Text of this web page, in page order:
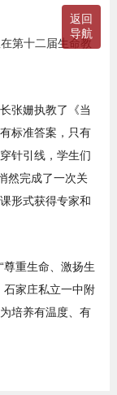
返回
导航
张姗执教了《当
标准答案，只有
针引线，学生们
然完成了一次关
形式获得专家和
尊重生命、激扬生
石家庄私立一中附
培养有温度、有